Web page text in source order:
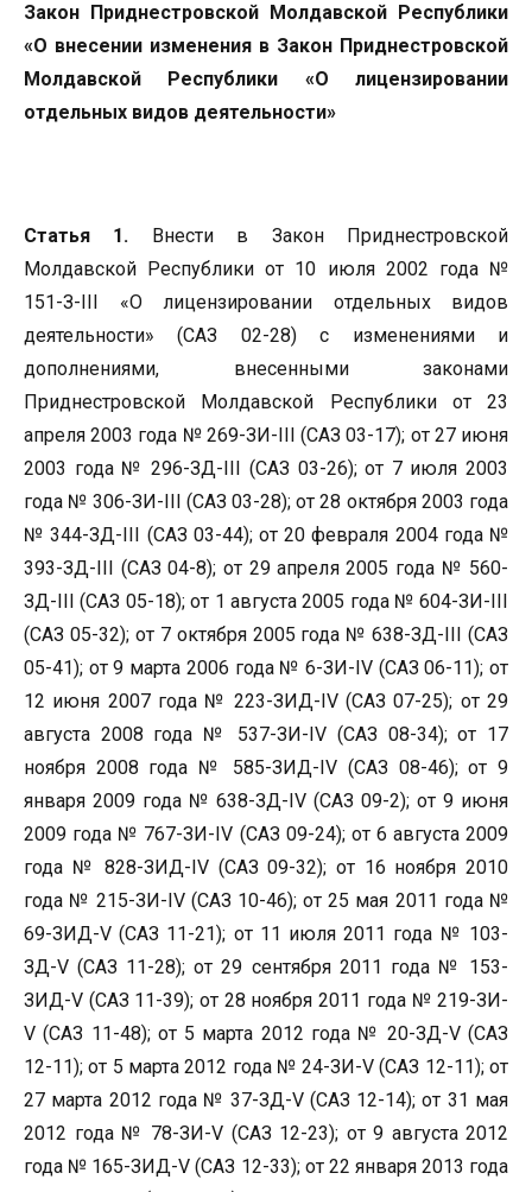
Закон Приднестровской Молдавской Республики
«О внесении изменения в Закон Приднестровской
Молдавской Республики «О лицензировании
отдельных видов деятельности»
Статья 1. Внести в Закон Приднестровской
Молдавской Республики от 10 июля 2002 года №
151-З-III «О лицензировании отдельных видов
деятельности» (САЗ 02-28) с изменениями и
дополнениями, внесенными законами
Приднестровской Молдавской Республики от 23
апреля 2003 года № 269-ЗИ-III (САЗ 03-17); от 27 июня
2003 года № 296-ЗД-III (САЗ 03-26); от 7 июля 2003
года № 306-ЗИ-III (САЗ 03-28); от 28 октября 2003 года
№ 344-ЗД-III (САЗ 03-44); от 20 февраля 2004 года №
393-ЗД-III (САЗ 04-8); от 29 апреля 2005 года № 560-
ЗД-III (САЗ 05-18); от 1 августа 2005 года № 604-ЗИ-III
(САЗ 05-32); от 7 октября 2005 года № 638-ЗД-III (САЗ
05-41); от 9 марта 2006 года № 6-ЗИ-IV (САЗ 06-11); от
12 июня 2007 года № 223-ЗИД-IV (САЗ 07-25); от 29
августа 2008 года № 537-ЗИ-IV (САЗ 08-34); от 17
ноября 2008 года № 585-ЗИД-IV (САЗ 08-46); от 9
января 2009 года № 638-ЗД-IV (САЗ 09-2); от 9 июня
2009 года № 767-ЗИ-IV (САЗ 09-24); от 6 августа 2009
года № 828-ЗИД-IV (САЗ 09-32); от 16 ноября 2010
года № 215-ЗИ-IV (САЗ 10-46); от 25 мая 2011 года №
69-ЗИД-V (САЗ 11-21); от 11 июля 2011 года № 103-
ЗД-V (САЗ 11-28); от 29 сентября 2011 года № 153-
ЗИД-V (САЗ 11-39); от 28 ноября 2011 года № 219-ЗИ-
V (САЗ 11-48); от 5 марта 2012 года № 20-ЗД-V (САЗ
12-11); от 5 марта 2012 года № 24-ЗИ-V (САЗ 12-11); от
27 марта 2012 года № 37-ЗД-V (CАЗ 12-14); от 31 мая
2012 года № 78-ЗИ-V (САЗ 12-23); от 9 августа 2012
года № 165-ЗИД-V (САЗ 12-33); от 22 января 2013 года